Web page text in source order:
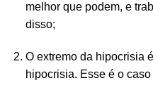
melhor que podem, e
disso;
O extremo da hipocrisia
hipocrisia. Esse é o